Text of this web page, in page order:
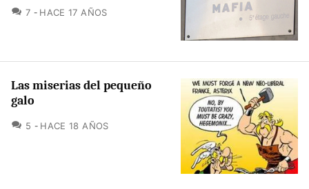
7 COMENTARIOS
HACE 17 AÑOS
Las miserias del pequeño
galo
5 COMENTARIOS
HACE 18 AÑOS